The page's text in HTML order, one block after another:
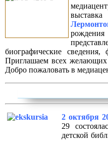
биографические
Приглашаем всех желающих
Добро пожаловать в
2 октября
29
детской